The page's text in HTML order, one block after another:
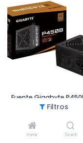
Filtros
Home Search
USD49,65